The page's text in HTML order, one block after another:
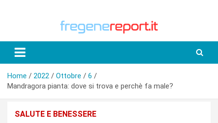
Home 2022 Ottobre
6
Mandragora pianta: dove si trova e perchè fa male?
SALUTE E BENESSERE